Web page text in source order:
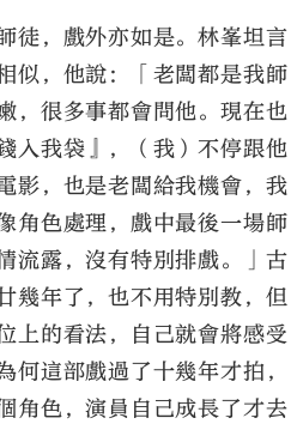
徒，戲外亦如是。林峯坦言
似，他說：「老闆都是我師
，很多事都會問他。現在也
入我袋』，（我）不停跟他
影，也是老闆給我機會，我
角色處理，戲中最後一場師
流露，沒有特別排戲。」古
幾年了，也不用特別教，但
上的看法，自己就會將感受
何這部戲過了十幾年才拍，
角色，演員自己成長了才去